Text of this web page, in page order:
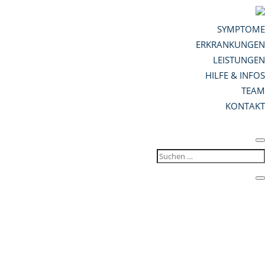
SYMPTOME
ERKRANKUNGEN
LEISTUNGEN
HILFE & INFOS
TEAM
KONTAKT